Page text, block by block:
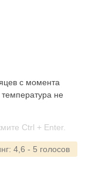
с момента
не
Ctrl + Enter.
4,6 - 5 голосов